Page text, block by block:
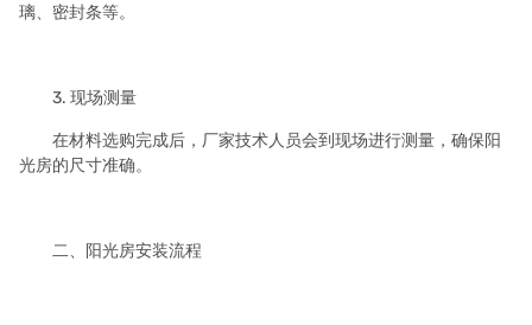
璃、密封条等。
3. 现场测量
在材料选购完成后，厂家技术人员会到现场进行测量，确保阳
光房的尺寸准确。
二、阳光房安装流程